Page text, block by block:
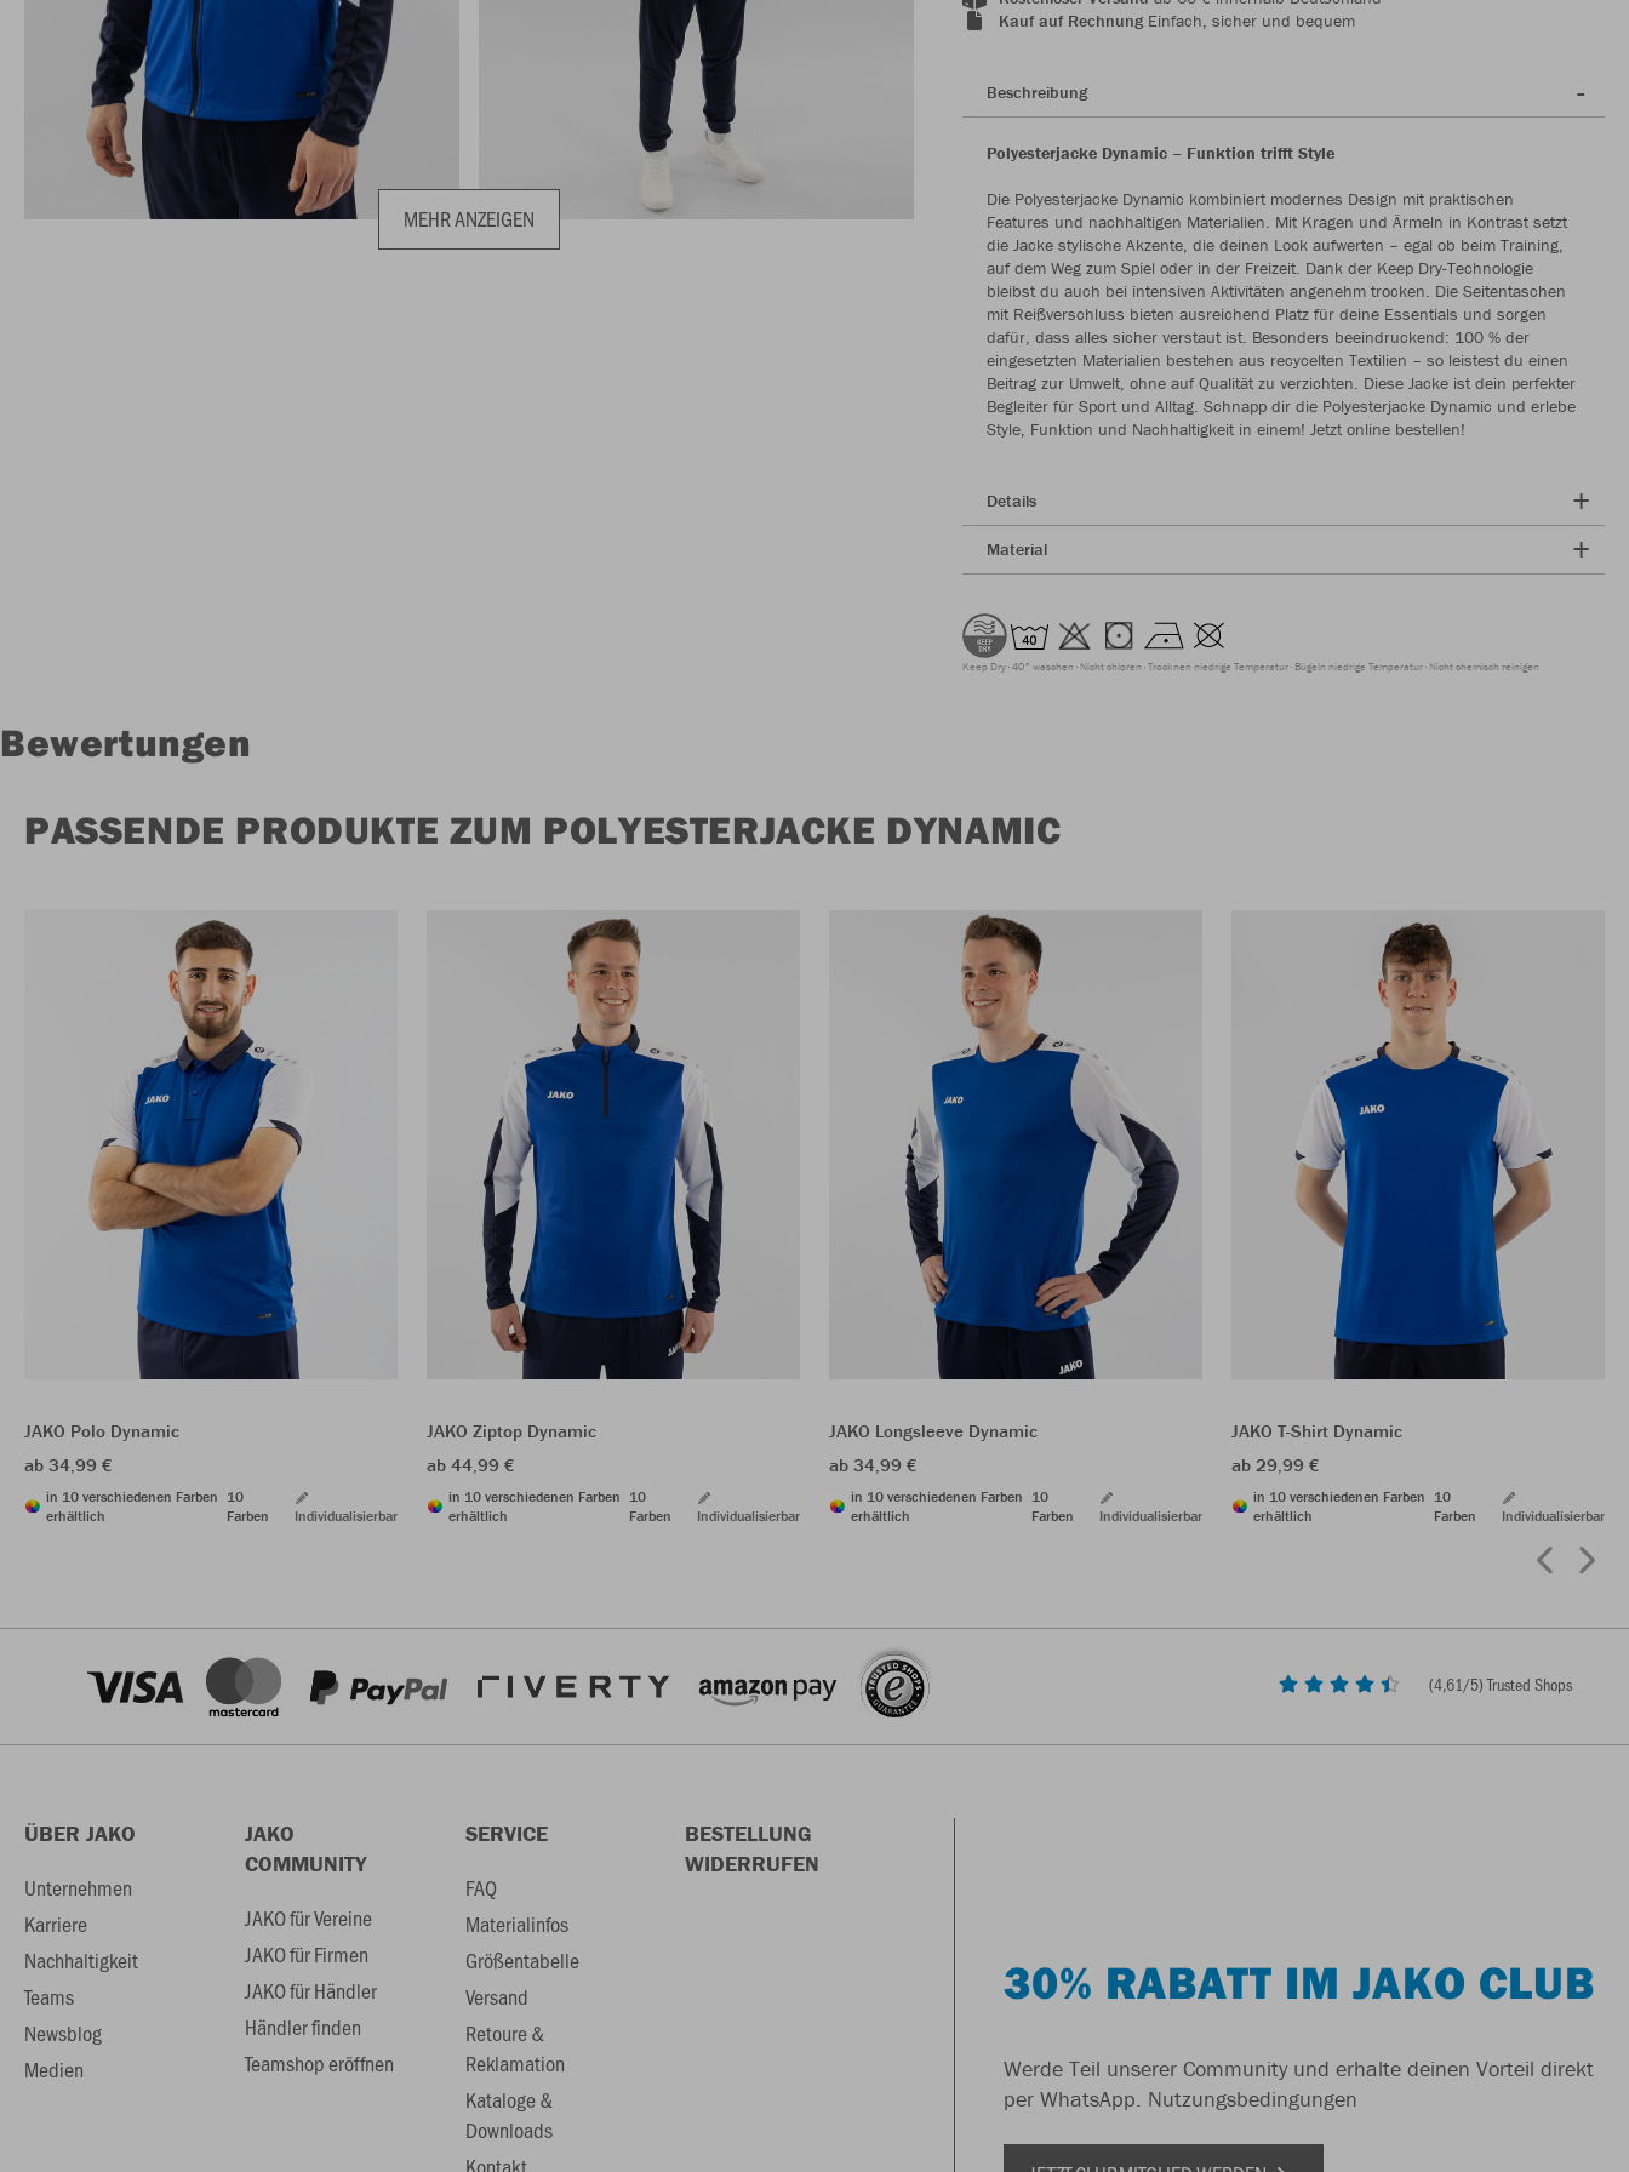
MEHR ANZEIGEN
Kauf auf RechnungEinfach, sicher und bequem
Beschreibung
Polyesterjacke Dynamic – Funktion trifft Style
Die Polyesterjacke Dynamic kombiniert modernes Design mit praktischen
Features und nachhaltigen Materialien. Mit Kragen und Ärmeln in Kontrast setzt
die Jacke stylische Akzente, die deinen Look aufwerten – egal ob beim Training,
auf dem Weg zum Spiel oder in der Freizeit. Dank der Keep Dry-Technologie
bleibst du auch bei intensiven Aktivitäten angenehm trocken. Die Seitentaschen
mit Reißverschluss bieten ausreichend Platz für deine Essentials und sorgen
dafür, dass alles sicher verstaut ist. Besonders beeindruckend: 100 % der
eingesetzten Materialien bestehen aus recycelten Textilien – so leistest du einen
Beitrag zur Umwelt, ohne auf Qualität zu verzichten. Diese Jacke ist dein perfekter
Begleiter für Sport und Alltag. Schnapp dir die Polyesterjacke Dynamic und erlebe
Style, Funktion und Nachhaltigkeit in einem! Jetzt online bestellen!
Details
Material
Keep Dry 40° waschen Nicht chloren Trocknen niedrige Temperatur Bügeln niedrige Temperatur Nicht chemisch reinigen
Bewertungen
PASSENDE PRODUKTE ZUM POLYESTERJACKE DYNAMIC
JAKO Polo Dynamic
ab 34,99 €
in 10 verschiedenen Farben
erhältlich
10
Farben
Individualisierbar
JAKO Ziptop Dynamic
ab 44,99 €
in 10 verschiedenen Farben
erhältlich
10
Farben
Individualisierbar
JAKO Longsleeve Dynamic
ab 34,99 €
in 10 verschiedenen Farben
erhältlich
10
Farben
Individualisierbar
JAKO T-Shirt Dynamic
ab 29,99 €
in 10 verschiedenen Farben
erhältlich
10
Farben
Individualisierbar
(4,61/5) Trusted Shops
ÜBER JAKO
Unternehmen
Karriere
Nachhaltigkeit
Teams
Newsblog
Medien
JAKO
COMMUNITY
JAKO für Vereine
JAKO für Firmen
JAKO für Händler
Händler finden
Teamshop eröffnen
SERVICE
FAQ
Materialinfos
Größentabelle
Versand
Retoure &
Reklamation
Kataloge &
Downloads
Kontakt
BESTELLUNG
WIDERRUFEN
30% RABATT IM JAKO CLUB
Werde Teil unserer Community und erhalte deinen Vorteil direkt
per WhatsApp. Nutzungsbedingungen